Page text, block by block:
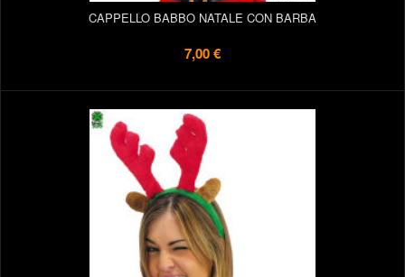
CAPPELLO BABBO NATALE CON BARBA
7,00 €